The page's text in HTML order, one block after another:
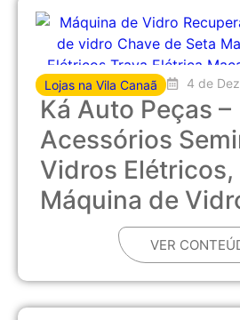
Lojas na Vila Canaã 4 de
Ká Auto Peças –
Acessórios
Vidros Elétricos,
Máquina de
VER